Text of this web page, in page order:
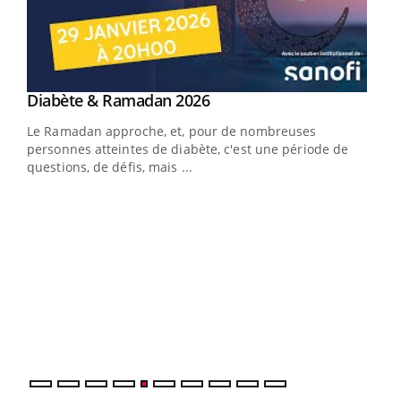
Youtube
Diabète & Ramadan 2026Youtube
Le Ramadan approche, et, pour de nombreuses
personnes atteintes de diabète, c'est une période de
questions, de défis, mais ...